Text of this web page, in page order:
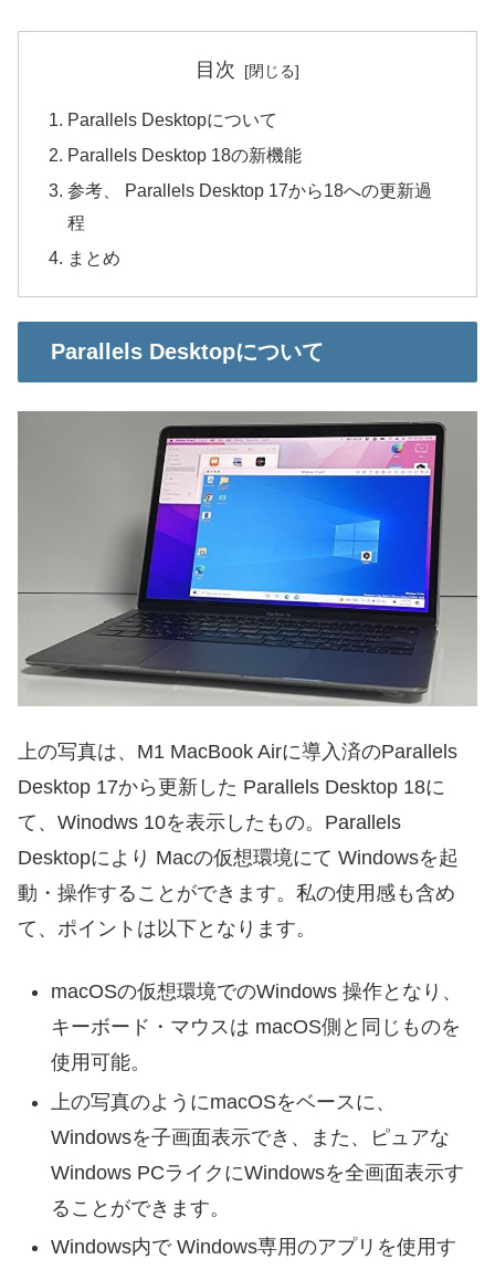
目次
Parallels Desktopについて
Parallels Desktop 18の新機能
参考、 Parallels Desktop 17から18への更新過
程
まとめ
Parallels Desktopについて
上の写真は、M1 MacBook Airに導入済のParallels
Desktop 17から更新した Parallels Desktop 18に
て、Winodws 10を表示したもの。Parallels
Desktopにより Macの仮想環境にて Windowsを起
動・操作することができます。私の使用感も含め
て、ポイントは以下となります。
macOSの仮想環境でのWindows 操作となり、
キーボード・マウスは macOS側と同じものを
使用可能。
上の写真のようにmacOSをベースに、
Windowsを子画面表示でき、また、ピュアな
Windows PCライクにWindowsを全画面表示す
ることができます。
Windows内で Windows専用のアプリを使用す